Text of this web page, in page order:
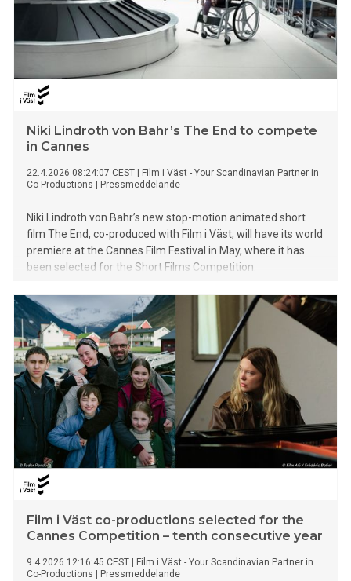
Niki Lindroth von Bahr’s The End to compete
in Cannes
22.4.2026 08:24:07 CEST
Film i Väst - Your Scandinavian Partner in
Co-Productions
Pressmeddelande
Niki Lindroth von Bahr’s new stop-motion animated short
film The End, co-produced with Film i Väst, will have its world
premiere at the Cannes Film Festival in May, where it has
been selected for the Short Films Competition.
Film i Väst co-productions selected for the
Cannes Competition – tenth consecutive year
9.4.2026 12:16:45 CEST
Film i Väst - Your Scandinavian Partner in
Co-Productions
Pressmeddelande